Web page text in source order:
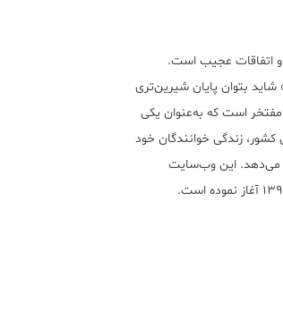
و اتفاقات عجیب است.
بتوان پایان شیرین‌تری
مفتخر است که به‌عنوان یکی
کشور، زندگی خوانندگان خود
می‌دهد. این وب‌سایت